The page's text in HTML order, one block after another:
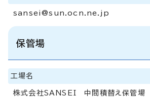
sansei@sun.ocn.ne.jp
保管場
工場名
株式会社SANSEI 中間積替え保管場